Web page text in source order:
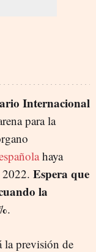
Internacional
para la
haya
Espera que
la
.
la previsión de